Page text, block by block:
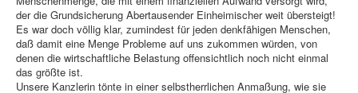
der die Grundsicherung Abertausender Einheimischer weit übersteigt!
Es war doch völlig klar, zumindest für jeden denkfähigen Menschen,
daß damit eine Menge Probleme auf uns zukommen würden, von
denen die wirtschaftliche Belastung offensichtlich noch nicht einmal
das größte ist.
Unsere Kanzlerin tönte in einer selbstherrlichen Anmaßung, wie sie